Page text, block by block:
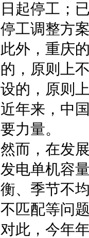
日起停工；
停工调整方
此外，重庆
的，原则上
设的，原则
近年来，中
要力量。
然而，在发
发电单机容
衡、季节不
不匹配等问
对此，今年